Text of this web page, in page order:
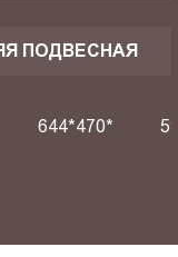
ПОДВЕСНАЯ
644*470*